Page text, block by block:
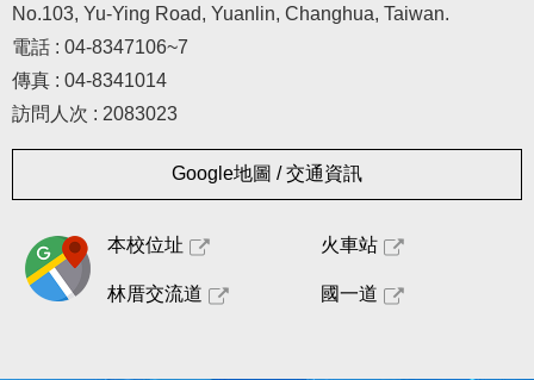
No.103, Yu-Ying Road, Yuanlin, Changhua, Taiwan.
電話 : 04-8347106~7
傳真 : 04-8341014
訪問人次 : 2083023
Google地圖 / 交通資訊
本校位址 火車站
林厝交流道 國一道